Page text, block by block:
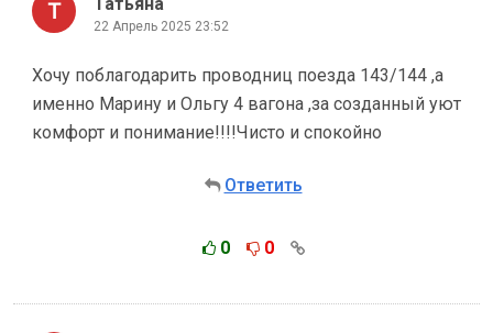
22 Апрель 2025 23:52
Хочу поблагодарить проводниц поезда 143/144 ,а
именно Марину и Ольгу 4 вагона ,за созданный уют
комфорт и понимание!!!!Чисто и спокойно
Ответить
0 0